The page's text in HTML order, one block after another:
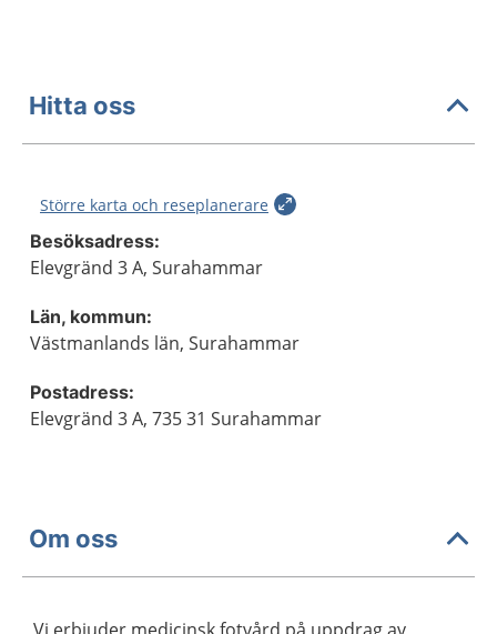
Hitta oss
Större karta och reseplanerare
Besöksadress:
Elevgränd 3 A, Surahammar
Län, kommun:
Västmanlands län, Surahammar
Postadress:
Elevgränd 3 A, 735 31 Surahammar
Om oss